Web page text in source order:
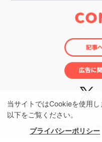
当サイトではCookieを使用
以下をご覧ください。
プライバシーポリシー
© nobico（のびこ）